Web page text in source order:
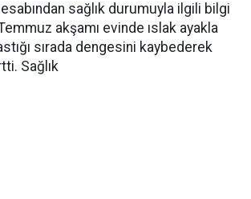
sağlık durumuyla ilgili bilgi
akşamı evinde ıslak ayakla
sırada dengesini kaybederek
Sağlık